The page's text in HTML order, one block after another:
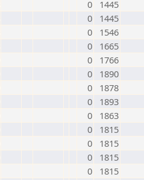
0
1445
0
1445
0
1546
0
1665
0
1766
0
1890
0
1878
0
1893
0
1863
0
1815
0
1815
0
1815
0
1815